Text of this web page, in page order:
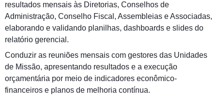
resultados mensais às Diretorias, Conselhos de
Administração, Conselho Fiscal, Assembleias e Associadas,
elaborando e validando planilhas, dashboards e slides do
relatório gerencial.
Conduzir as reuniões mensais com gestores das Unidades
de Missão, apresentando resultados e a execução
orçamentária por meio de indicadores econômico-
financeiros e planos de melhoria contínua.